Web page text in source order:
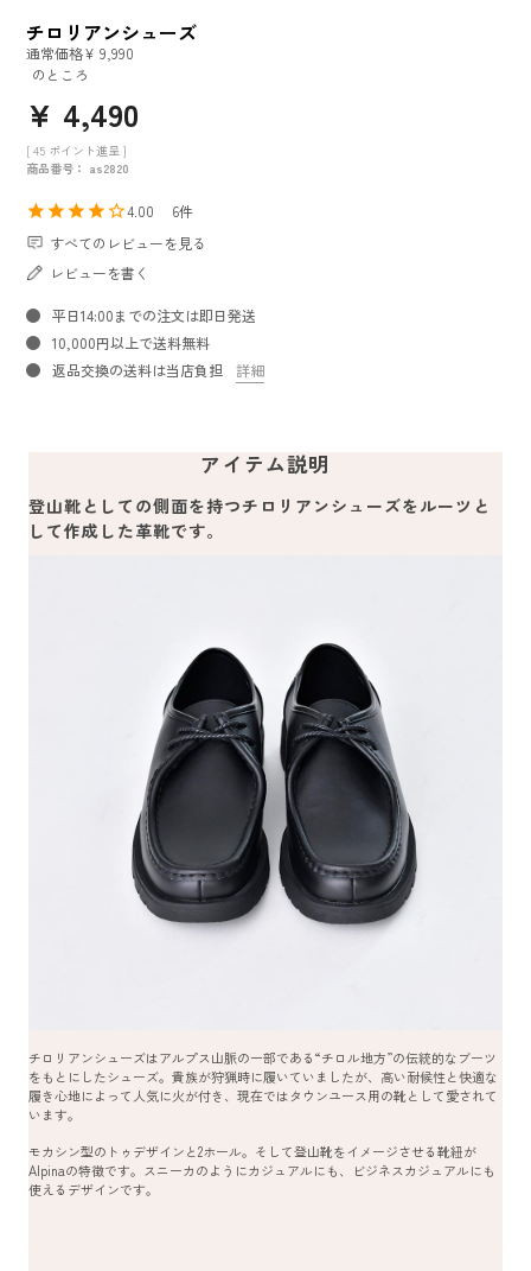
チロリアンシューズ
通常価格¥ 9,990
のところ
¥ 4,490
[ 45 ポイント進呈 ]
商品番号
as2820
4.00
6
すべてのレビューを見る
レビューを書く
平日14:00までの注文は即日発送
10,000円以上で送料無料
返品交換の送料は当店負担
詳細
アイテム説明
登山靴としての側面を持つチロリアンシューズをルーツと
して作成した革靴です。
チロリアンシューズはアルプス山脈の一部である“チロル地方”の伝統的なブーツ
をもとにしたシューズ。貴族が狩猟時に履いていましたが、高い耐候性と快適な
履き心地によって人気に火が付き、現在ではタウンユース用の靴として愛されて
います。
モカシン型のトゥデザインと2ホール。そして登山靴をイメージさせる靴紐が
Alpinaの特徴です。スニーカのようにカジュアルにも、ビジネスカジュアルにも
使えるデザインです。